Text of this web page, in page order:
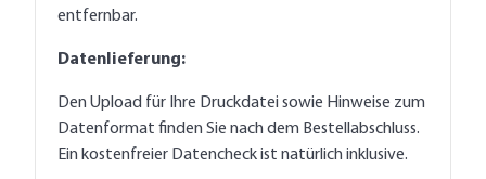
entfernbar.
Datenlieferung:
Den Upload für Ihre Druckdatei sowie Hinweise zum
Datenformat finden Sie nach dem Bestellabschluss.
Ein kostenfreier Datencheck ist natürlich inklusive.